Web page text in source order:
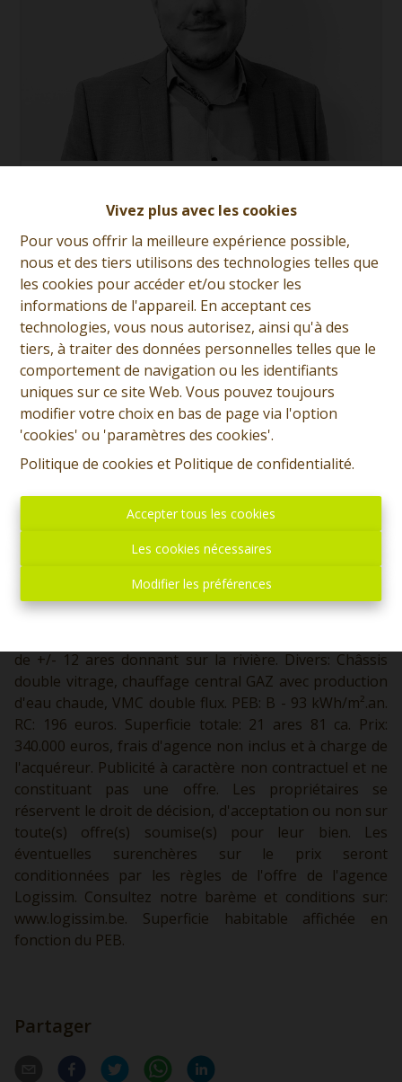
Vivez plus avec les cookies
Pour vous offrir la meilleure expérience possible,
nous et des tiers utilisons des technologies telles que
les cookies pour accéder et/ou stocker les
informations de l'appareil. En acceptant ces
technologies, vous nous autorisez, ainsi qu'à des
tiers, à traiter des données personnelles telles que le
comportement de navigation ou les identifiants
uniques sur ce site Web. Vous pouvez toujours
modifier votre choix en bas de page via l'option
'cookies' ou 'paramètres des cookies'.
Politique de cookies et Politique de confidentialité.
Accepter tous les cookies
Les cookies nécessaires
Modifier les préférences
+32 (0)65 31 96 96
3 1 203 m² 2181 m²
4
Prix: 340.000 euros, frais d'agence non inclus et à
terrain se composant comme suit: Maison: Sous-sol
(rez de cour): Grand hall, WC séparé, chaufferie,
buanderie, salle de bains, 3 chambres dont une avec
l'espace pour établir un dressing, bureau. Maison:
Etage (rez de jardin): Hall d'entrée, grand living avec
cuisine intégrée, terrasse, jardin d'agrément. Hangar à
de +/- 12 ares donnant sur la rivière. Divers: Châssis
double vitrage, chauffage central GAZ avec production
d'eau chaude, VMC double flux. PEB: B - 93 kWh/m².an.
RC: 196 euros. Superficie totale: 21 ares 81 ca. Prix:
340.000 euros, frais d'agence non inclus et à charge de
l'acquéreur. Publicité à caractère non contractuel et ne
constituant pas une offre. Les propriétaires se
réservent le droit de décision, d'acceptation ou non sur
toute(s) offre(s) soumise(s) pour leur bien. Les
éventuelles surenchères sur le prix seront
conditionnées par les règles de l'offre de l'agence
Logissim. Consultez notre barème et conditions sur:
www.logissim.be. Superficie habitable affichée en
fonction du PEB.
Partager